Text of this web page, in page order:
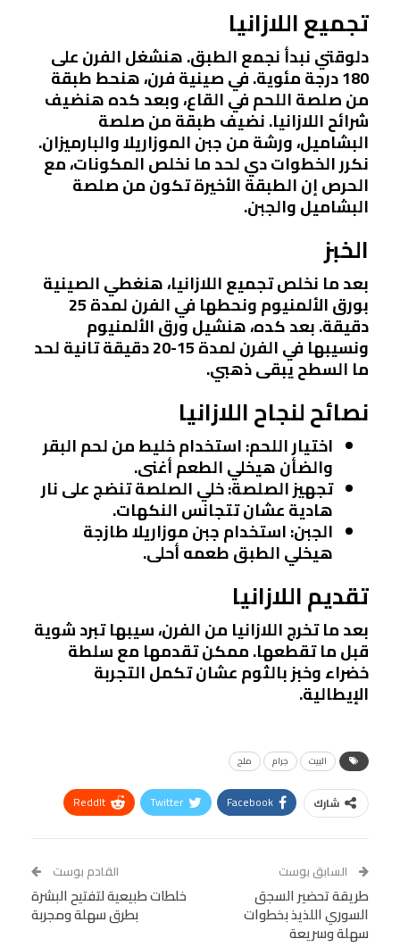
تجميع اللازانيا
دلوقتي نبدأ نجمع الطبق. هنشغل الفرن على
180 درجة مئوية. في صينية فرن، هنحط طبقة
من صلصة اللحم في القاع، وبعد كده هنضيف
شرائح اللازانيا. نضيف طبقة من صلصة
البشاميل، ورشة من جبن الموزاريلا والبارميزان.
نكرر الخطوات دي لحد ما نخلص المكونات، مع
الحرص إن الطبقة الأخيرة تكون من صلصة
البشاميل والجبن.
الخبز
بعد ما نخلص تجميع اللازانيا، هنغطي الصينية
بورق الألمنيوم ونحطها في الفرن لمدة 25
دقيقة. بعد كده، هنشيل ورق الألمنيوم
ونسيبها في الفرن لمدة 15-20 دقيقة تانية لحد
ما السطح يبقى ذهبي.
نصائح لنجاح اللازانيا
اختيار اللحم: استخدام خليط من لحم البقر
والضأن هيخلي الطعم أغنى.
تجهيز الصلصة: خلي الصلصة تنضج على نار
هادية عشان تتجانس النكهات.
الجبن: استخدام جبن موزاريلا طازجة
هيخلي الطبق طعمه أحلى.
تقديم اللازانيا
بعد ما تخرج اللازانيا من الفرن، سيبها تبرد شوية
قبل ما تقطعها. ممكن تقدمها مع سلطة
خضراء وخبز بالثوم عشان تكمل التجربة
الإيطالية.
البيت جرام ملح
شارك Facebook
Twitter
ReddIt
Tumblr
البريد الإلكتروني
StumbleUpon
VK
Digg
LINE
Viber
السابق بوست
طريقة تحضير السجق
السوري اللذيذ بخطوات
سهلة وسريعة
القادم بوست
خلطات طبيعية لتفتيح البشرة
بطرق سهلة ومجربة